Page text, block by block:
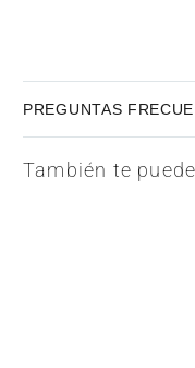
PREGUNTAS
También te puede